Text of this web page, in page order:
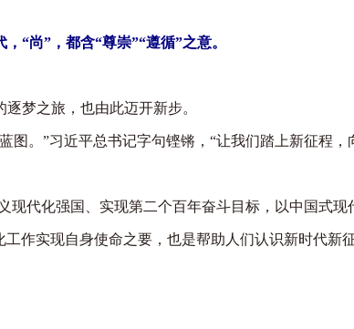
“尚”，都含“尊崇”“遵循”之意。
梦之旅，也由此迈开新步。
。”习近平总书记字句铿锵，“让我们踏上新征程，
代化强国、实现第二个百年奋斗目标，以中国式现
作实现自身使命之要，也是帮助人们认识新时代新